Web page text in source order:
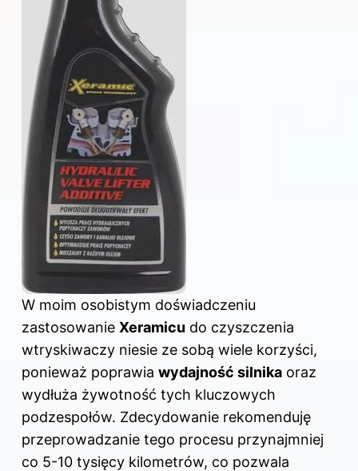
W moim osobistym doświadczeniu
zastosowanie Xeramicu do czyszczenia
wtryskiwaczy niesie ze sobą wiele korzyści,
ponieważ poprawia wydajność silnika oraz
wydłuża żywotność tych kluczowych
podzespołów. Zdecydowanie rekomenduję
przeprowadzanie tego procesu przynajmniej
co 5-10 tysięcy kilometrów, co pozwala